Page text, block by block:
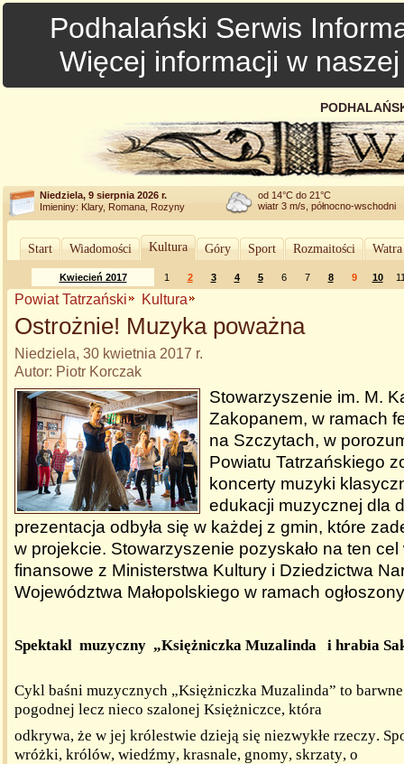
Podhalański Serwis
Więcej informacji w
Niedziela, 9 sierpnia 2026 r.
Imieniny: Klary, Romana, Rozyny
od 14°C do 21°C
wiatr 3 m/s, północno-wschodni
Start Wiadomości Kultura Góry Sport Rozmaitości
Kwiecień 2017 1 2 3 4 5 6 7 8 9 10
Powiat Tatrzański Kultura
Ostrożnie! Muzyka poważna
Niedziela, 30 kwietnia 2017 r.
Autor: Piotr Korczak
Stowarzyszenie im. M.
Zakopanem, w ramach
na Szczytach, w
Powiatu Tatrzańskiego
koncerty muzyki
edukacji muzycznej dla
prezentacja odbyła się w każdej z gmin, które
w projekcie. Stowarzyszenie pozyskało na ten
finansowe z Ministerstwa Kultury i Dziedzictwa
Województwa Małopolskiego w ramach
Spektakl muzyczny „Księżniczka Muzalinda i hrabia
Cykl baśni muzycznych „Księżniczka Muzalinda” to
pogodnej lecz nieco szalonej Księżniczce, która
odkrywa, że w jej królestwie dzieją się niezwykłe rzeczy.
wróżki, królów, wiedźmy, krasnale, gnomy, skrzaty, o